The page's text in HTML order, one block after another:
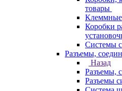
товары
Коробки
Системы
Разъемы,
Назад
Разъемы,
Разъемы